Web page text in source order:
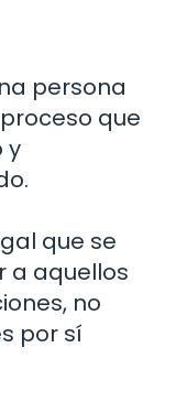
persona
que
y
que se
a aquellos
no
por sí